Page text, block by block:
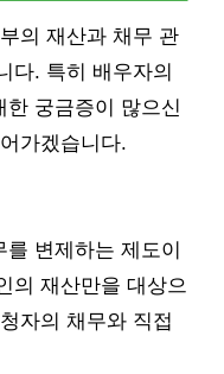
의 재산과 채무 관
다. 특히 배우자의
궁금증이 많으신
가겠습니다.
변제하는 제도이
의 재산만을 대상으
자의 채무와 직접